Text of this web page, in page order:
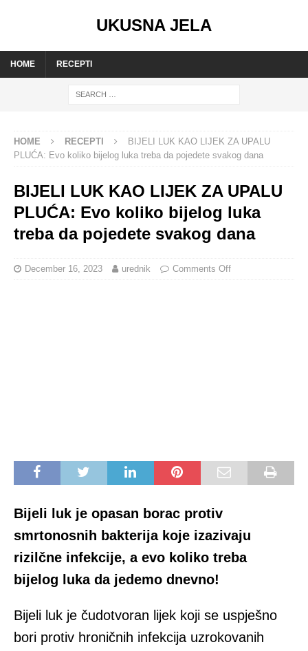
UKUSNA JELA
HOME RECEPTI
HOME RECEPTI
BIJELI LUK KAO LIJEK ZA UPALU
PLUĆA: Evo koliko bijelog luka treba da pojedete svakog dana
BIJELI LUK KAO LIJEK ZA UPALU
PLUĆA: Evo koliko bijelog luka
treba da pojedete svakog dana
December 16, 2023 urednik Comments Off
Bijeli luk je opasan borac protiv
smrtonosnih bakterija koje izazivaju
rizilčne infekcije, a evo koliko treba
bijelog luka da jedemo dnevno!
Bijeli luk je čudotvoran lijek koji se uspješno
bori protiv hroničnih infekcija uzrokovanih